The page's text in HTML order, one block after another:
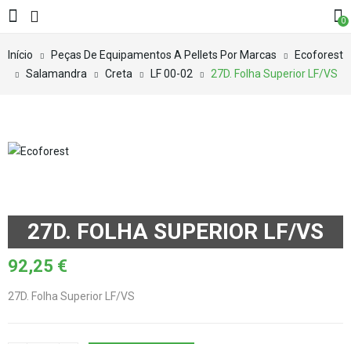
0
Início Peças De Equipamentos A Pellets Por Marcas
Ecoforest
Salamandra
Creta LF 00-02 27D. Folha Superior LF/VS
27D. FOLHA SUPERIOR LF/VS
92,25 €
27D. Folha Superior LF/VS